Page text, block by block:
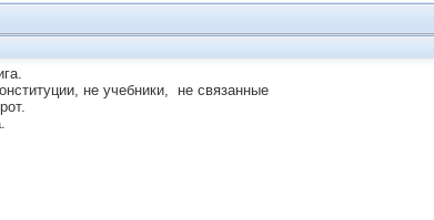
не учебники, не связанные